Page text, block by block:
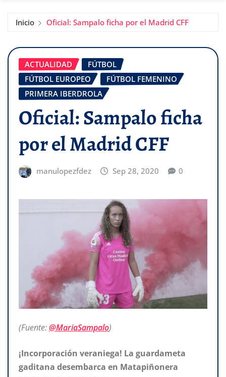
Inicio Oficial: Sampalo ficha por el Madrid CFF
ACTUALIDAD
FÚTBOL
FÚTBOL EUROPEO
FÚTBOL FEMENINO
PRIMERA IBERDROLA
Oficial: Sampalo ficha
por el Madrid CFF
manulopezfdez Sep 28, 2020 0
(Fuente:@MariaSampalo)
¡Incorporación veraniega! La guardameta
gaditana desembarca en Matapiñonera